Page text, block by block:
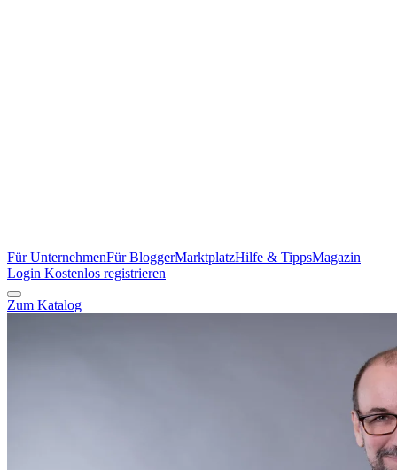
Für UnternehmenFür BloggerMarktplatzHilfe & TippsMagazin
Login Kostenlos registrieren
Zum Katalog